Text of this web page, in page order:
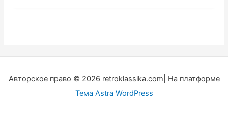
Авторское право © 2026 retroklassika.com| На платформе
Тема Astra WordPress